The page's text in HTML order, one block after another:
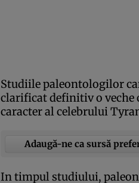
Studiile paleontologilor
clarificat definitiv o veche
caracter al celebrului
Adaugă-ne ca sursă
In timpul studiului,